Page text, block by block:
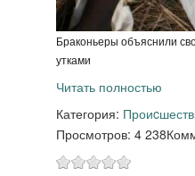
Браконьеры объяснили
утками
Читать полностью
Категория:
Просмотров: 4 238